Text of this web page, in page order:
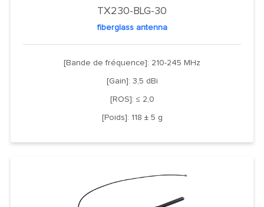
TX230-BLG-30
fiberglass antenna
[Bande de fréquence]: 210-245 MHz
[Gain]: 3,5 dBi
[ROS]: ≤ 2,0
[Poids]: 118 ± 5 g